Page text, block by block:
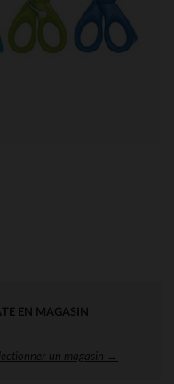
EN MAGASIN
un magasin →